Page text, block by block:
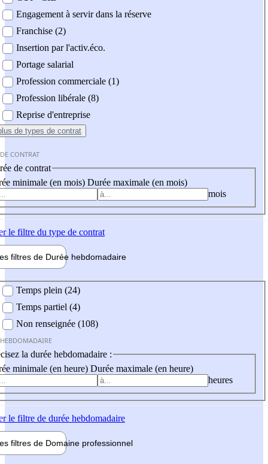
Engagement à servir dans la réserve
Franchise (2)
Insertion par l'activ.éco.
Portage salarial
Profession commerciale (1)
Profession libérale (8)
Reprise d'entreprise
de types de contrat
CONTRAT
de contrat
minimale (en mois) Durée maximale (en mois)
mois
le filtre du type de contrat
filtres de Durée hebdomadaire
Temps plein (24)
Temps partiel (4)
Non renseignée (108)
la durée hebdomadaire :
minimale (en heure) Durée maximale (en heure)
heures
le filtre de durée hebdomadaire
filtres de Domaine professionnel